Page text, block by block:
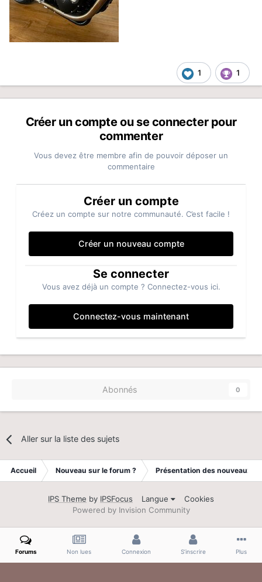
1 1
Créer un compte ou se connecter pour
commenter
Vous devez être membre afin de pouvoir déposer un
commentaire
Créer un compte
Créez un compte sur notre communauté. C’est facile !
Créer un nouveau compte
Se connecter
Vous avez déjà un compte ? Connectez-vous ici.
Connectez-vous maintenant
Abonnés 0
Aller sur la liste des sujets
Accueil Nouveau sur le forum ? Présentation des nouveaux
IPS Theme by IPSFocus Langue
Cookies
Powered by Invision Community
Forums Non lues Connexion S’inscrire Plus